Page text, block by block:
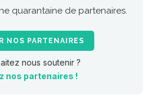
quarantaine de partenaires.
NOS PARTENAIRES
nous soutenir ?
nos partenaires !